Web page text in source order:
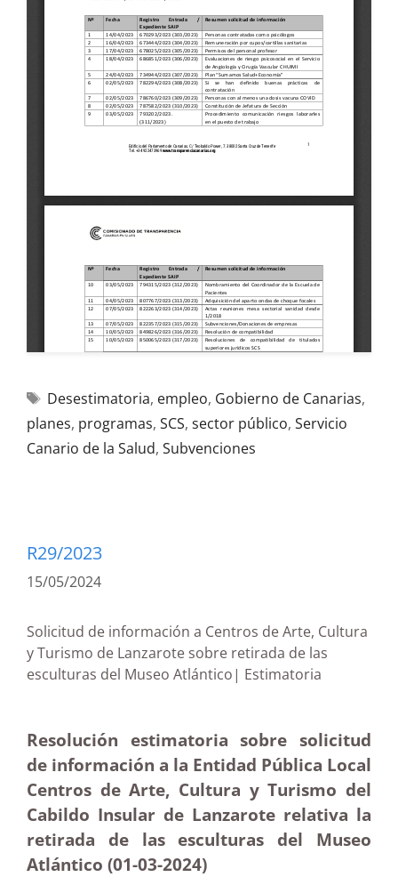
Desestimatoria, empleo, Gobierno de Canarias,
planes, programas, SCS, sector público, Servicio
Canario de la Salud, Subvenciones
R29/2023
15/05/2024
Solicitud de información a Centros de Arte, Cultura
y Turismo de Lanzarote sobre retirada de las
esculturas del Museo Atlántico| Estimatoria
Resolución estimatoria sobre solicitud
de información a la Entidad Pública Local
Centros de Arte, Cultura y Turismo del
Cabildo Insular de Lanzarote relativa la
retirada de las esculturas del Museo
Atlántico (01-03-2024)